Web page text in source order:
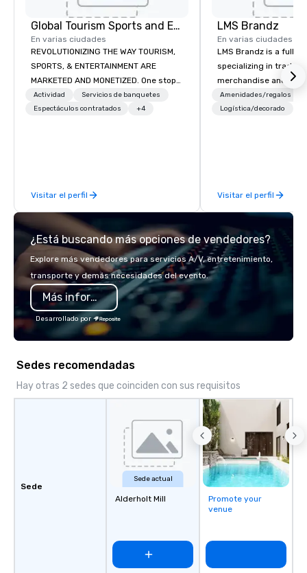
Global Tourism Sports and Entertainment
En varias ciudades
REVOLUTIONIZING THE WAY TOURISM,
SPORTS, & ENTERTAINMENT ARE
MARKETED AND MONETIZED. One stop
shop for all of your sports tickets in
the United States. NFL, NBA, NHL, MLB,
Actividad
Servicios de banquetes
Espectáculos contratados
+4
Visitar el perfil
LMS Brandz
En varias ciudades
LMS Brandz is a full-
specializing in trade
merchandise and
booth giveaways and
to executive gifting,
years of industry
commitment to
smart, reliable
make the end-user
seamless from start to
Amenidades/regalos
Logística/decorado
Visitar el perfil
¿Está buscando más opciones de vendedores?
Explore más vendedores para servicios A/V, entretenimiento,
transporte y demás necesidades del evento.
Más información
Desarrollado por
Sedes recomendadas
Hay otras 2 sedes que coinciden con sus requisitos
Sede
Sede actual
Alderholt Mill
Promote your
venue